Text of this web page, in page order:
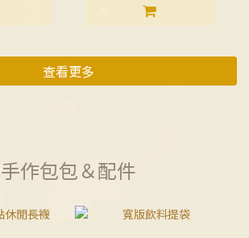
查看更多
手作包包＆配件